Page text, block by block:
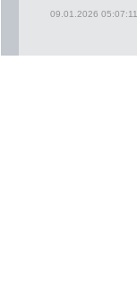
09.01.2026 05:07:11